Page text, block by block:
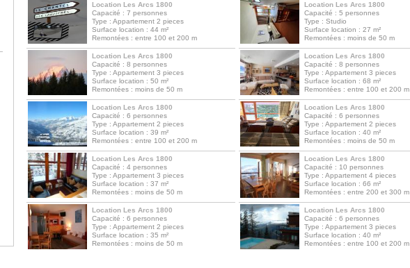
Location Les Arcs 1800
Capacité : 7 personnes
Type : Appartement 2 pieces
Surface location : 44 m²
Remontées : entre 100 et 200 m
Location Les Arcs 1800
Capacité : 5 personnes
Type : Studio
Surface location : 27 m²
Remontées : moins de 50 m
Location Les Arcs 1800
Capacité : 8 personnes
Type : Appartement 3 pieces
Surface location : 50 m²
Remontées : moins de 50 m
Location Les Arcs 1800
Capacité : 8 personnes
Type : Appartement 3 pieces
Surface location : 68 m²
Remontées : entre 100 et 200 m
Location Les Arcs 1800
Capacité : 6 personnes
Type : Appartement 2 pieces
Surface location : 39 m²
Remontées : entre 100 et 200 m
Location Les Arcs 1800
Capacité : 6 personnes
Type : Appartement 2 pieces
Surface location : 40 m²
Remontées : moins de 50 m
Location Les Arcs 1800
Capacité : 4 personnes
Type : Appartement 3 pieces
Surface location : 37 m²
Remontées : moins de 50 m
Location Les Arcs 1800
Capacité : 10 personnes
Type : Appartement 4 pieces
Surface location : 66 m²
Remontées : entre 200 et 300 m
Location Les Arcs 1800
Capacité : 6 personnes
Type : Appartement 2 pieces
Surface location : 35 m²
Remontées : moins de 50 m
Location Les Arcs 1800
Capacité : 6 personnes
Type : Appartement 3 pieces
Surface location : 40 m²
Remontées : entre 100 et 200 m